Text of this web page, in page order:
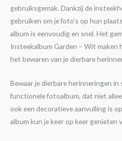
gebruiksgemak. Dankzij de
gebruiken om je foto’s op hun
album is eenvoudig en snel. Het
Insteekalbum Garden – Wit
het bewaren van je dierbare
Bewaar je dierbare herinneringen
functionele fotoalbum, dat niet
ook een decoratieve aanvulling is
album kun je keer op keer genieten